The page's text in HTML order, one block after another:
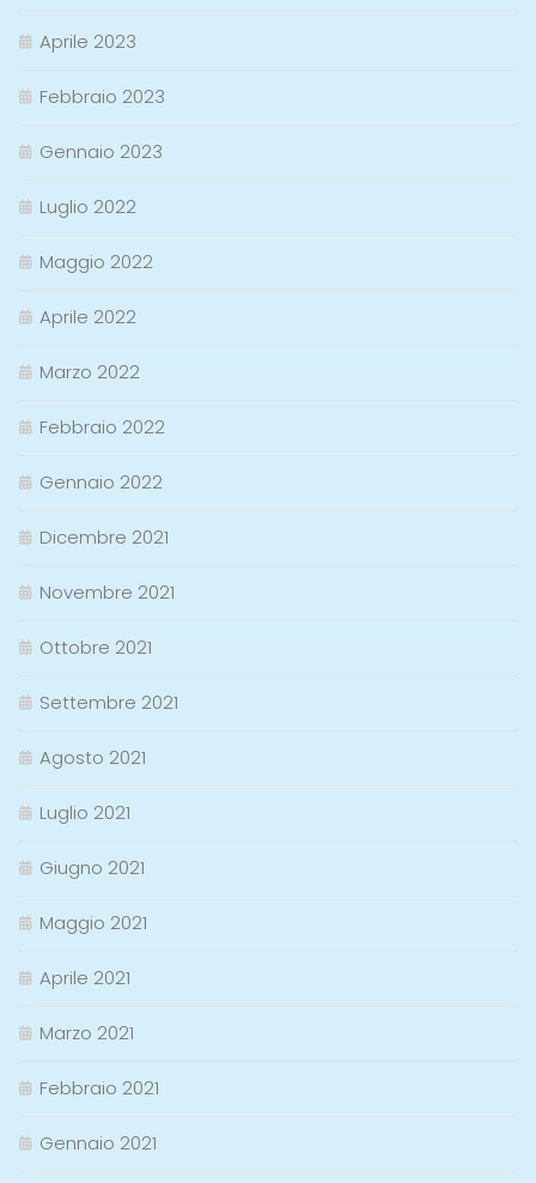
Aprile 2023
Febbraio 2023
Gennaio 2023
Luglio 2022
Maggio 2022
Aprile 2022
Marzo 2022
Febbraio 2022
Gennaio 2022
Dicembre 2021
Novembre 2021
Ottobre 2021
Settembre 2021
Agosto 2021
Luglio 2021
Giugno 2021
Maggio 2021
Aprile 2021
Marzo 2021
Febbraio 2021
Gennaio 2021